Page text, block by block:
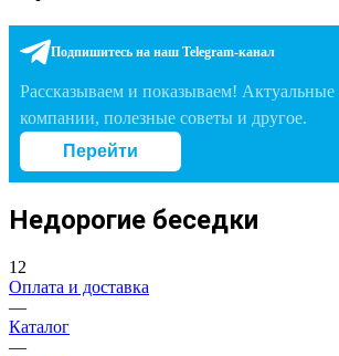
Подпишитесь на наш Telegram-канал
Рассказываем и показываем! Актуальные
компании, полезные советы и другое.
Перейти
Недорогие беседки
12
Оплата и доставка
—
Каталог
—